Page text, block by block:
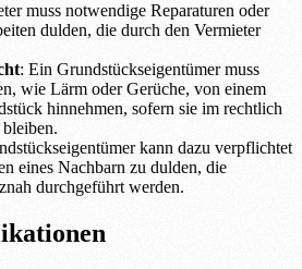
muss notwendige Reparaturen oder
dulden, die durch den Vermieter
: Ein Grundstückseigentümer muss
wie Lärm oder Gerüche, von einem
hinnehmen, sofern sie im rechtlich
kann dazu verpflichtet
eines Nachbarn zu dulden, die
durchgeführt werden.